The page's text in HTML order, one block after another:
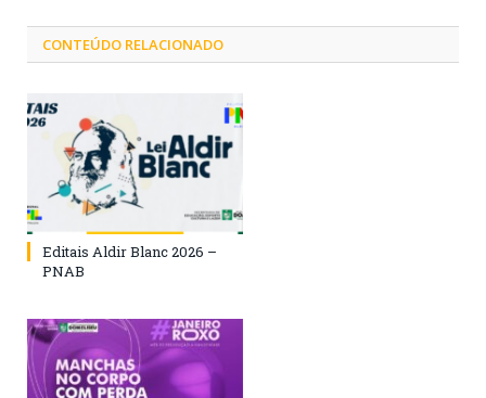
CONTEÚDO RELACIONADO
Editais Aldir Blanc 2026 –
PNAB